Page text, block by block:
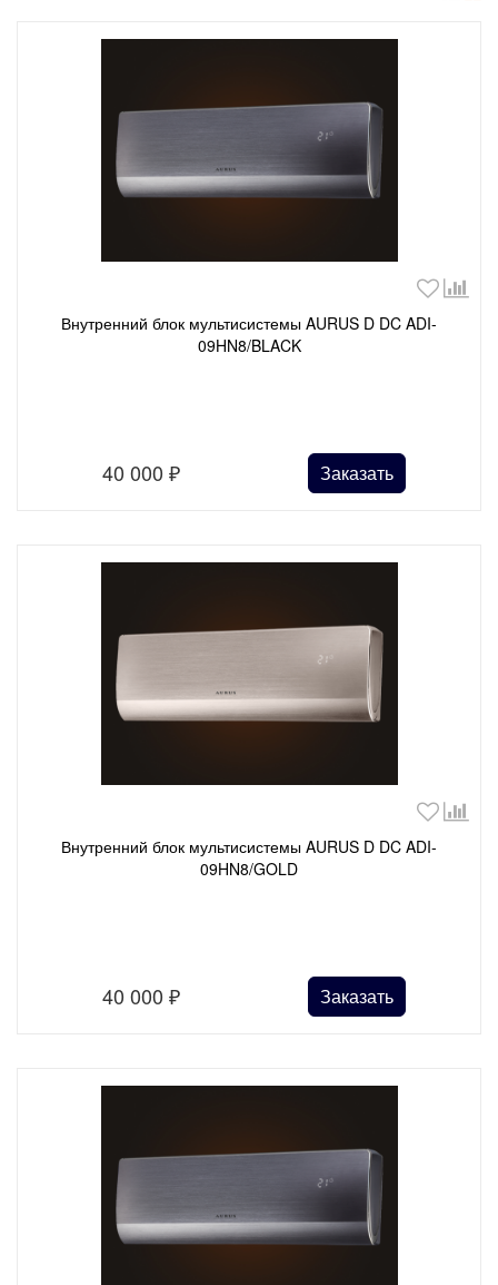
Внутренний блок мультисистемы AURUS D DC ADI-
09HN8/BLACK
40 000₽ Заказать
Внутренний блок мультисистемы AURUS D DC ADI-
09HN8/GOLD
40 000₽ Заказать